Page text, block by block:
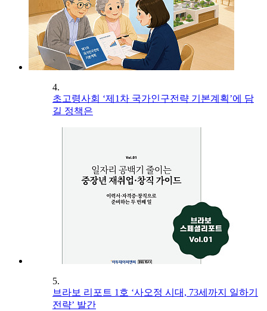
4.
초고령사회 ‘제1차 국가인구전략 기본계획’에 담
길 정책은
5.
브라보 리포트 1호 ‘사오정 시대, 73세까지 일하기
전략’ 발간